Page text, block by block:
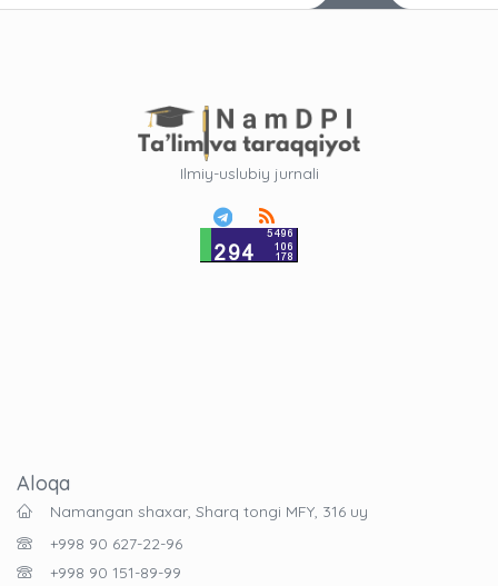
Ilmiy-uslubiy jurnali
Aloqa
Namangan shaxar, Sharq tongi MFY, 316 uy
+998 90 627-22-96
+998 90 151-89-99